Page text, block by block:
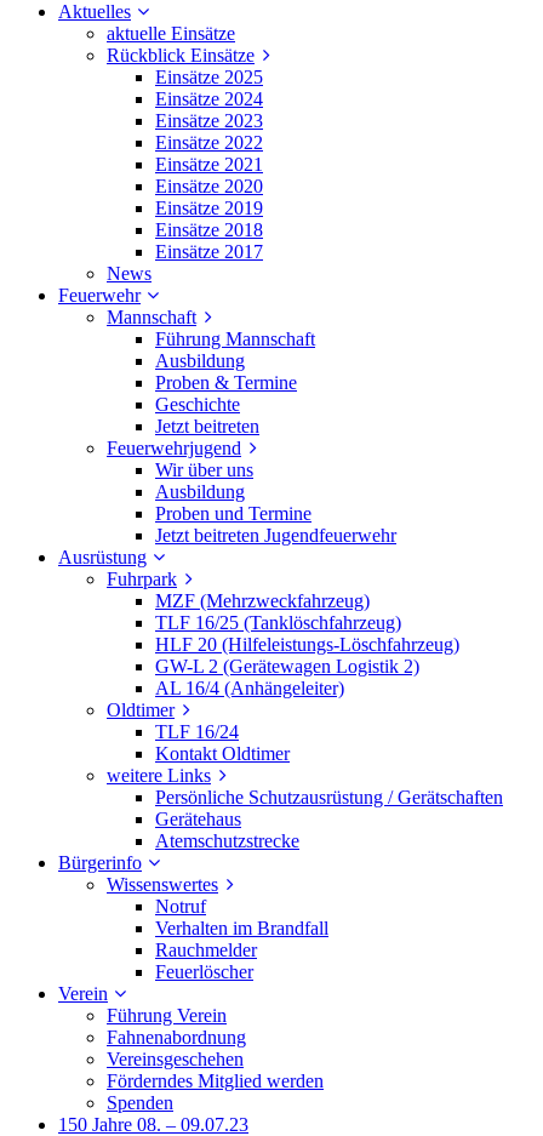
Aktuelles
aktuelle Einsätze
Rückblick Einsätze
Einsätze 2025
Einsätze 2024
Einsätze 2023
Einsätze 2022
Einsätze 2021
Einsätze 2020
Einsätze 2019
Einsätze 2018
Einsätze 2017
News
Feuerwehr
Mannschaft
Führung Mannschaft
Ausbildung
Proben & Termine
Geschichte
Jetzt beitreten
Feuerwehrjugend
Wir über uns
Ausbildung
Proben und Termine
Jetzt beitreten Jugendfeuerwehr
Ausrüstung
Fuhrpark
MZF (Mehrzweckfahrzeug)
TLF 16/25 (Tanklöschfahrzeug)
HLF 20 (Hilfeleistungs-Löschfahrzeug)
GW-L 2 (Gerätewagen Logistik 2)
AL 16/4 (Anhängeleiter)
Oldtimer
TLF 16/24
Kontakt Oldtimer
weitere Links
Persönliche Schutzausrüstung / Gerätschaften
Gerätehaus
Atemschutzstrecke
Bürgerinfo
Wissenswertes
Notruf
Verhalten im Brandfall
Rauchmelder
Feuerlöscher
Verein
Führung Verein
Fahnenabordnung
Vereinsgeschehen
Förderndes Mitglied werden
Spenden
150 Jahre 08. – 09.07.23